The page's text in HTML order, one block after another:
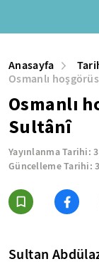
Anasayfa
Osmanlı
Osmanlı
Sultânî
Yayınlanma Tarihi:
Güncelleme Tarihi:
Sultan